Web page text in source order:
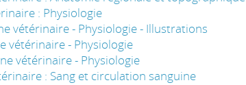
: Physiologie
vétérinaire - Physiologie - Illustrations
vétérinaire - Physiologie
vétérinaire - Physiologie
: Sang et circulation sanguine